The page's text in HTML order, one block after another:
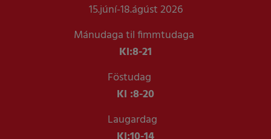
15.júní-18.ágúst 2026
Mánudaga til fimmtudaga
Kl:8-21
Föstudag
Kl :8-20
Laugardag